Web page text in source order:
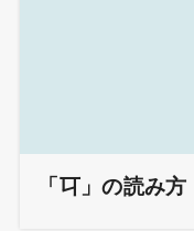
「㔿」の読み